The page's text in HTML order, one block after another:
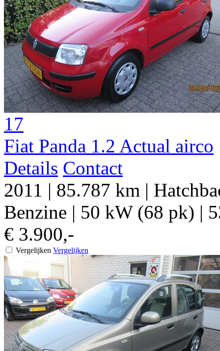
17
Fiat Panda 1.2 Actual airco
Details Contact
2011 | 85.787 km |
Benzine | 50 kW (68 pk) |
€ 3.900,-
Vergelijken Vergelijken